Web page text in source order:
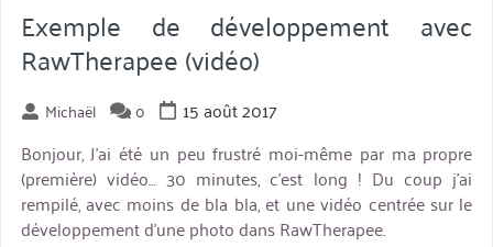
Exemple de développement avec
RawTherapee (vidéo)
Michaël 0
15 août 2017
Bonjour, J’ai été un peu frustré moi-même par ma propre
(première) vidéo… 30 minutes, c’est long ! Du coup j’ai
rempilé, avec moins de bla bla, et une vidéo centrée sur le
développement d’une photo dans RawTherapee.